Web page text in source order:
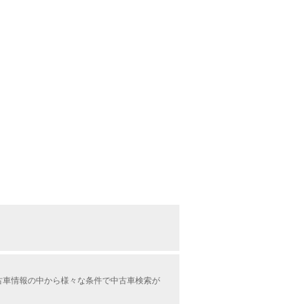
情報の中から様々な条件で中古車検索が